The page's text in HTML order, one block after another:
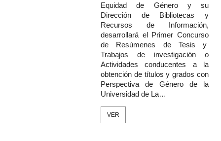
Equidad de Género y su
Dirección de Bibliotecas y
Recursos de Información,
desarrollará el Primer Concurso
de Resúmenes de Tesis y
Trabajos de investigación o
Actividades conducentes a la
obtención de títulos y grados con
Perspectiva de Género de la
Universidad de La…
VER